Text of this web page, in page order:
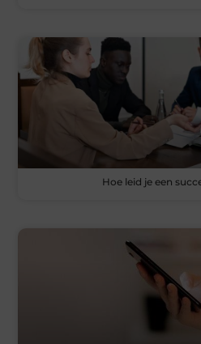
Hoe leid je een